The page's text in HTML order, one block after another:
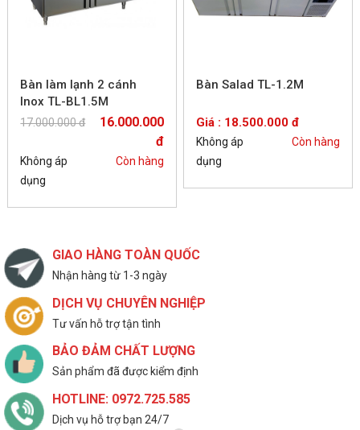
Bàn làm lạnh 2 cánh
Inox TL-BL1.5M
17.000.000 đ
16.000.000
đ
Không áp
dụng
Còn hàng
Bàn Salad TL-1.2M
Giá : 18.500.000 đ
Không áp
dụng
Còn hàng
GIAO HÀNG TOÀN QUỐC
Nhận hàng từ 1-3 ngày
DỊCH VỤ CHUYÊN NGHIỆP
Tư vấn hỗ trợ tận tình
BẢO ĐẢM CHẤT LƯỢNG
Sản phẩm đã được kiểm định
HOTLINE: 0972.725.585
Dịch vụ hỗ trợ bạn 24/7